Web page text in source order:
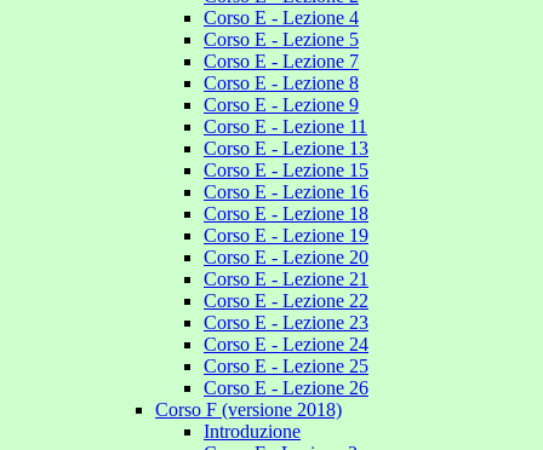
Corso E - Lezione 4
Corso E - Lezione 5
Corso E - Lezione 7
Corso E - Lezione 8
Corso E - Lezione 9
Corso E - Lezione 11
Corso E - Lezione 13
Corso E - Lezione 15
Corso E - Lezione 16
Corso E - Lezione 18
Corso E - Lezione 19
Corso E - Lezione 20
Corso E - Lezione 21
Corso E - Lezione 22
Corso E - Lezione 23
Corso E - Lezione 24
Corso E - Lezione 25
Corso E - Lezione 26
Corso F (versione 2018)
Introduzione